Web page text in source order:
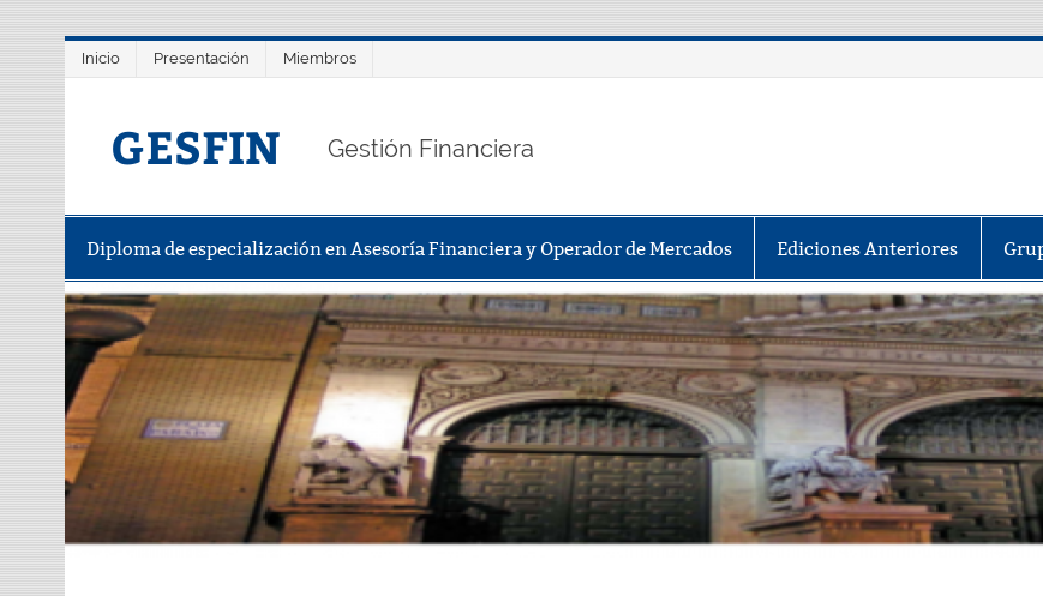
contenido
Inicio Presentación Miembros
GESFIN Gestión Financiera
Diploma de especialización en Asesoría Financiera y Operador de Mercados Ediciones Anteriores